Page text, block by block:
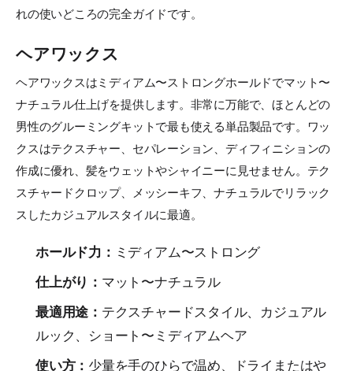
れの使いどころの完全ガイドです。
ヘアワックス
ヘアワックスはミディアム〜ストロングホールドでマット〜
ナチュラル仕上げを提供します。非常に万能で、ほとんどの
男性のグルーミングキットで最も使える単品製品です。ワッ
クスはテクスチャー、セパレーション、ディフィニションの
作成に優れ、髪をウェットやシャイニーに見せません。テク
スチャードクロップ、メッシーキフ、ナチュラルでリラック
スしたカジュアルスタイルに最適。
ホールド力： ミディアム〜ストロング
仕上がり： マット〜ナチュラル
最適用途： テクスチャードスタイル、カジュアル
ルック、ショート〜ミディアムヘア
使い方： 少量を手のひらで温め、ドライまたはや